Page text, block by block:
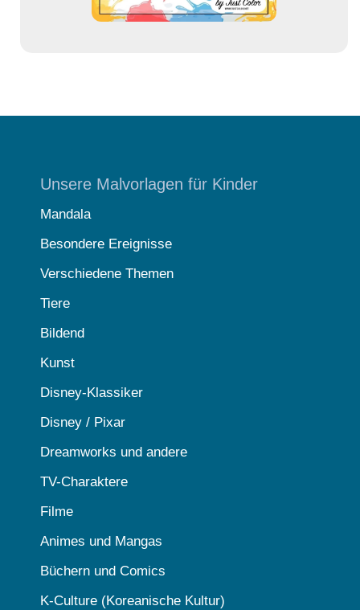
Unsere Malvorlagen für Kinder
Mandala
Besondere Ereignisse
Verschiedene Themen
Tiere
Bildend
Kunst
Disney-Klassiker
Disney / Pixar
Dreamworks und andere
TV-Charaktere
Filme
Animes und Mangas
Büchern und Comics
K-Culture (Koreanische Kultur)